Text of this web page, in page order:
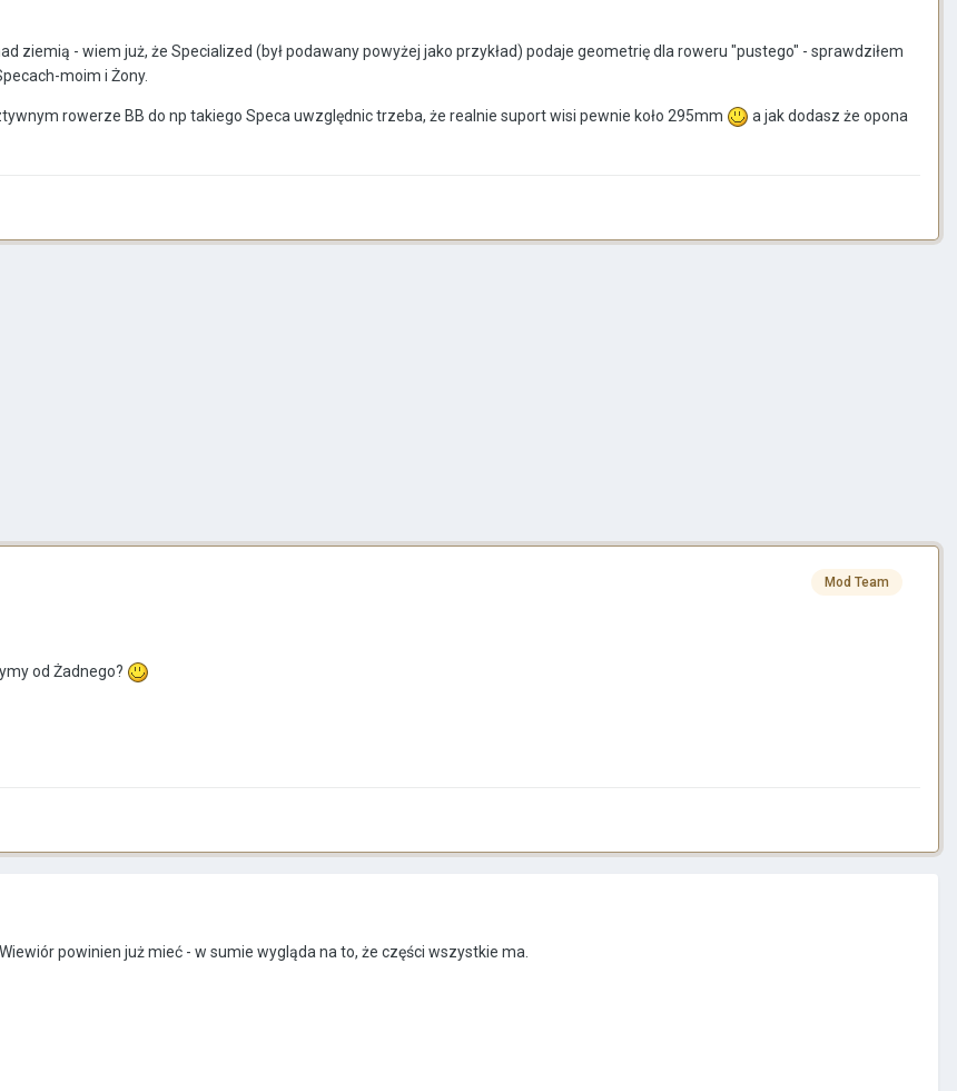
ziemią - wiem już, że Specialized (był podawany powyżej jako przykład) podaje geometrię dla roweru "pustego" - sprawdziłem
moim i Żony.
rowerze BB do np takiego Speca uwzględnic trzeba, że realnie suport wisi pewnie koło 295mm
a jak dodasz że opona
Mod Team
od Żadnego?
powinien już mieć - w sumie wygląda na to, że części wszystkie ma.